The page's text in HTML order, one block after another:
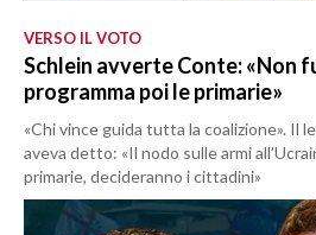
VERSO IL VOTO
Schlein avverte Conte: «Non
programma poi le primarie»
«Chi vince guida tutta la coalizione». Il
aveva detto: «Il nodo sulle armi
primarie, decideranno i cittadini»